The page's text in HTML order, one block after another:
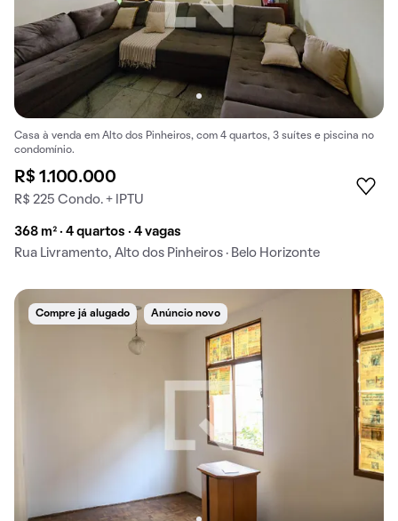
Casa à venda em Alto dos Pinheiros, com 4 quartos, 3 suítes e piscina no
condomínio.
R$ 1.100.000
R$ 225 Condo. + IPTU
368 m² · 4 quartos · 4 vagas
Rua Livramento, Alto dos Pinheiros · Belo Horizonte
Compre já alugado Anúncio novo